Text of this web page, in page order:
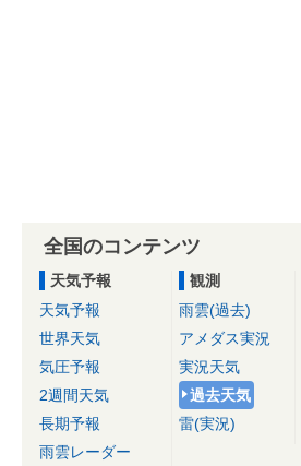
全国のコンテンツ
天気予報
天気予報
世界天気
気圧予報
2週間天気
長期予報
雨雲レーダー
観測
雨雲(過去)
アメダス実況
実況天気
過去天気
雷(実況)